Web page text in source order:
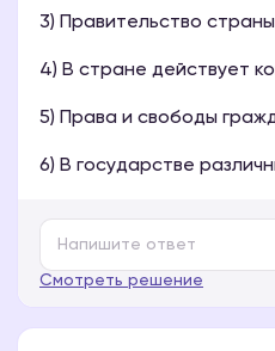
3) Правительство
4) В стране действует
5) Права и свободы
6) В государстве
Смотреть решение